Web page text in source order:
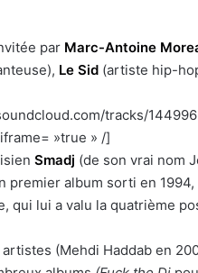
par Marc-Antoine
Le Sid (artiste hip-
tracks/
»true » /]
Smadj (de son vrai nom
premier album sorti en
qui lui a valu la quatrième
(Mehdi Haddab en